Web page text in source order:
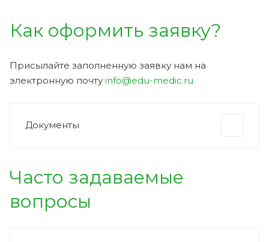
Как оформить заявку?
Присылайте заполненную заявку нам на
электронную почту info@edu-medic.ru
Документы
Часто задаваемые
вопросы